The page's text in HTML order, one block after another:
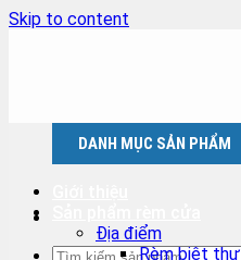
Skip to content
DANH MỤC SẢN PHẨM
Địa điểm
Rèm biệt thự